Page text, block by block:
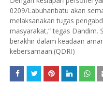
0209/Labuhanbatu akan
melaksanakan tugas
masyarakat,” tegas Dandim.
berakhir dalam keadaan
kebersamaan.(QDRI)